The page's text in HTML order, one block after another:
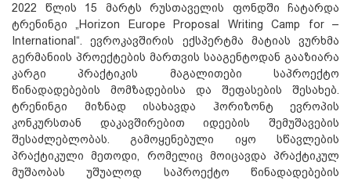
2022 წლის 15 მარტს რუსთაველის ფონდში ჩატარდა
ტრენინგი „Horizon Europe Proposal Writing Camp for –
International“. ევროკავშირის ექსპერტმა მატიას ვურხმა
გერმანიის პროექტების მართვის სააგენტოდან გააზიარა
კარგი პრაქტიკის მაგალითები საპროექტო
წინადადებების მომზადებისა და შეფასების შესახებ.
ტრენინგი მიზნად ისახავდა ჰორიზონტ ევროპის
კონკურსთან დაკავშირებით იდეების შემუშავების
შესაძლებლობას. გამოყენებული იყო სწავლების
პრაქტიკული მეთოდი, რომელიც მოიცავდა პრაქტიკულ
მუშაობას უშუალოდ საპროექტო წინადადებების